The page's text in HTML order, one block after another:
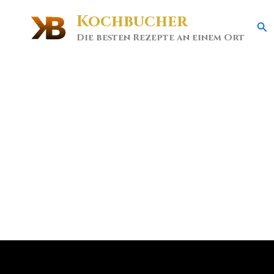
Kochbucher
Die besten Rezepte an einem Ort